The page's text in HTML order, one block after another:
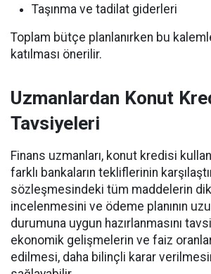
Taşınma ve tadilat giderleri
Toplam bütçe planlanırken bu
katılması önerilir.
Uzmanlardan Konut
Tavsiyeleri
Finans uzmanları, konut kredisi
farklı bankaların tekliflerinin
sözleşmesindeki tüm maddelerin
incelenmesini ve ödeme planının
durumuna uygun hazırlanmasını
ekonomik gelişmelerin ve faiz
edilmesi, daha bilinçli karar